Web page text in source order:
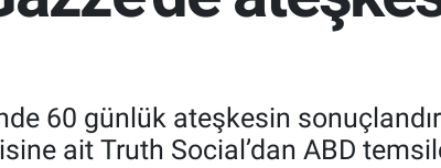
60 günlük ateşkesin
ait Truth Social’dan ABD